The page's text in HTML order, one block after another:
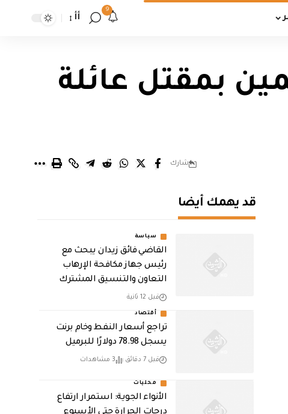
9
أأ
بمقتل عائلة
شارك
قد يهمك أيضا
سياسة
القاضي فائق زيدان يبحث مع
رئيس جهاز مكافحة الإرهاب
التعاون والتنسيق المشترك
قبل 12 ثانية
أقتصاد
تراجع أسعار النفط وخام برنت
يسجل 78.98 دولارًا للبرميل
قبل 7 دقائق 3 مشاهدات
محليات
الأنواء الجوية: استمرار ارتفاع